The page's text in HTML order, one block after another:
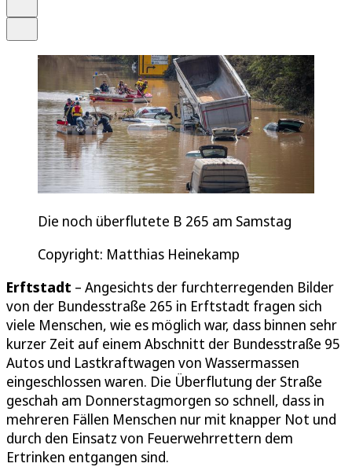
Die noch überflutete B 265 am Samstag
Copyright: Matthias Heinekamp
Erftstadt – Angesichts der furchterregenden Bilder
von der Bundesstraße 265 in Erftstadt fragen sich
viele Menschen, wie es möglich war, dass binnen sehr
kurzer Zeit auf einem Abschnitt der Bundesstraße 95
Autos und Lastkraftwagen von Wassermassen
eingeschlossen waren. Die Überflutung der Straße
geschah am Donnerstagmorgen so schnell, dass in
mehreren Fällen Menschen nur mit knapper Not und
durch den Einsatz von Feuerwehrrettern dem
Ertrinken entgangen sind.